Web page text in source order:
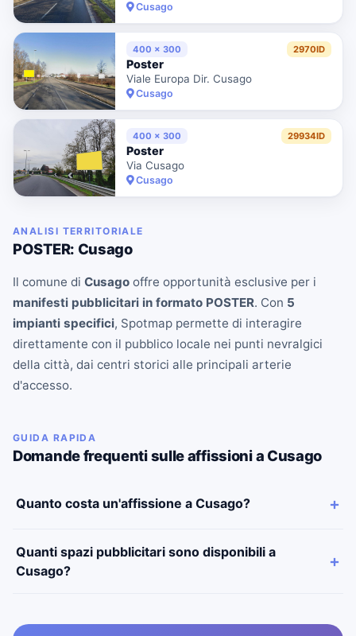
Cusago
400 x 300 2970ID
Poster
Viale Europa Dir. Cusago
Cusago
400 x 300 29934ID
Poster
Via Cusago
Cusago
ANALISI TERRITORIALE
POSTER: Cusago
Il comune di Cusago offre opportunità esclusive per i
manifesti pubblicitari in formato POSTER. Con 5
impianti specifici, Spotmap permette di interagire
direttamente con il pubblico locale nei punti nevralgici
della città, dai centri storici alle principali arterie
d'accesso.
GUIDA RAPIDA
Domande frequenti sulle affissioni a Cusago
Quanto costa un'affissione a Cusago?
Quanti spazi pubblicitari sono disponibili a
Cusago?